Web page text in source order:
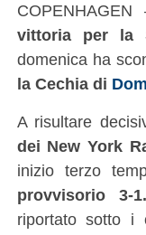
vittoria per la
domenica ha
la Cechia di
A risultare
dei New York
inizio terzo
provvisorio 3-1.
riportato sotto i